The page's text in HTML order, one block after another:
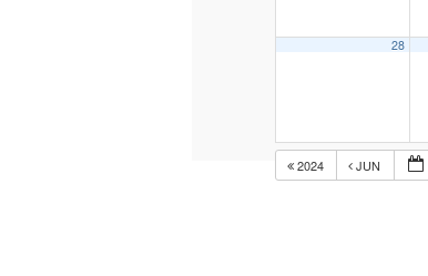
28
2024 JUN